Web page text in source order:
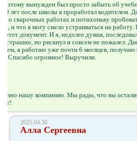
вынужден был просто забыть об
лет после школы я проработал водителем.
о сварочных работах и потихоньку
и что я могу смело устраиваться на работу.
документ. И я, недолго думая,
страшно, но рискнул и совсем не пожалел.
я работаю уже почти 6 месяцев,
Спасибо огромное! Выручили.
нашу компанию. Мы рады, что вы
2025.04.30
Алла Сергеевна